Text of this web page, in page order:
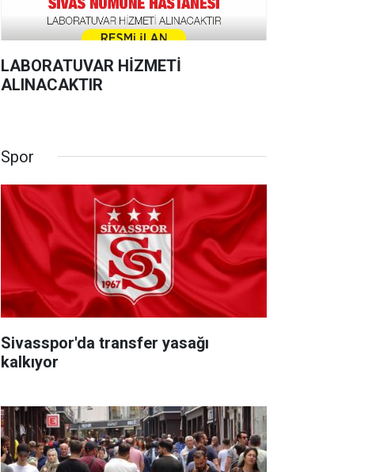
LABORATUVAR HİZMETİ
ALINACAKTIR
Spor
Sivasspor'da transfer yasağı
kalkıyor